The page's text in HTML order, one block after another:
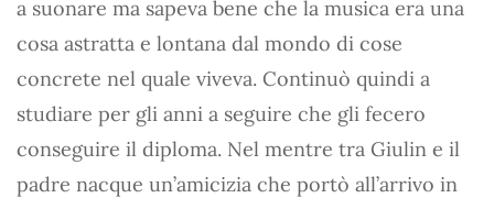
a suonare ma sapeva bene che la musica era una
cosa astratta e lontana dal mondo di cose
concrete nel quale viveva. Continuò quindi a
studiare per gli anni a seguire che gli fecero
conseguire il diploma. Nel mentre tra Giulin e il
padre nacque un’amicizia che portò all’arrivo in